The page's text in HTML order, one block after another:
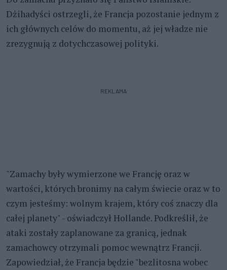
Dżihadyści ostrzegli, że Francja pozostanie jednym z
ich głównych celów do momentu, aż jej władze nie
zrezygnują z dotychczasowej polityki.
REKLAMA
"Zamachy były wymierzone we Francję oraz w
wartości, których bronimy na całym świecie oraz w to
czym jesteśmy: wolnym krajem, który coś znaczy dla
całej planety" - oświadczył Hollande. Podkreślił, że
ataki zostały zaplanowane za granicą, jednak
zamachowcy otrzymali pomoc wewnątrz Francji.
Zapowiedział, że Francja będzie "bezlitosna wobec